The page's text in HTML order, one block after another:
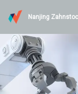
Nanjing